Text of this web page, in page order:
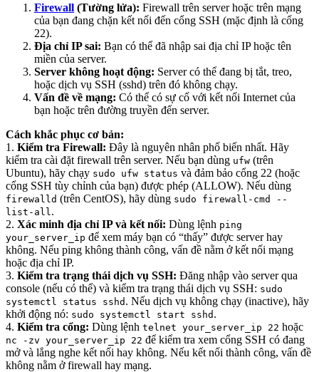
Firewall (Tường lửa): Firewall trên server hoặc trên mạng
của bạn đang chặn kết nối đến cổng SSH (mặc định là cổng
22).
Địa chỉ IP sai: Bạn có thể đã nhập sai địa chỉ IP hoặc tên
miền của server.
Server không hoạt động: Server có thể đang bị tắt, treo,
hoặc dịch vụ SSH (sshd) trên đó không chạy.
Vấn đề về mạng: Có thể có sự cố với kết nối Internet của
bạn hoặc trên đường truyền đến server.
Cách khắc phục cơ bản:
1. Kiểm tra Firewall: Đây là nguyên nhân phổ biến nhất. Hãy
kiểm tra cài đặt firewall trên server. Nếu bạn dùng ufw (trên
Ubuntu), hãy chạy sudo ufw status và đảm bảo cổng 22 (hoặc
cổng SSH tùy chỉnh của bạn) được phép (ALLOW). Nếu dùng
firewalld (trên CentOS), hãy dùng sudo firewall-cmd --
list-all .
2. Xác minh địa chỉ IP và kết nối: Dùng lệnh ping
your_server_ip để xem máy bạn có “thấy” được server hay
không. Nếu ping không thành công, vấn đề nằm ở kết nối mạng
hoặc địa chỉ IP.
3. Kiểm tra trạng thái dịch vụ SSH: Đăng nhập vào server qua
console (nếu có thể) và kiểm tra trạng thái dịch vụ SSH: sudo
systemctl status sshd . Nếu dịch vụ không chạy (inactive), hãy
khởi động nó: sudo systemctl start sshd .
4. Kiểm tra cổng: Dùng lệnh telnet your_server_ip 22 hoặc
nc -zv your_server_ip 22 để kiểm tra xem cổng SSH có đang
mở và lắng nghe kết nối hay không. Nếu kết nối thành công, vấn đề
không nằm ở firewall hay mạng.